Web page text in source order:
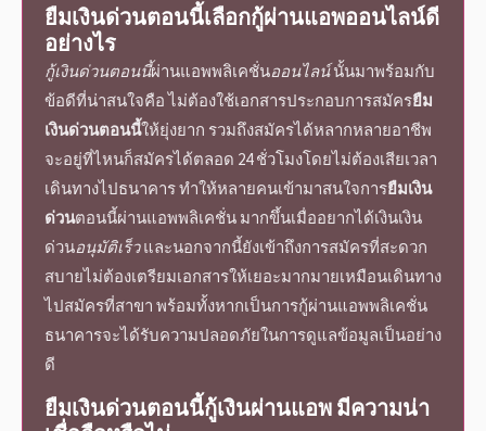
ยืมเงินด่วนตอนนี้เลือกกู้ผ่านแอพออนไลน์ดี
อย่างไร
กู้เงินด่วนตอนนี้ผ่านแอพพลิเคชั่นออนไลน์นั้นมาพร้อมกับ
ข้อดีที่น่าสนใจคือ ไม่ต้องใช้เอกสารประกอบการสมัครยืม
เงินด่วนตอนนี้ให้ยุ่งยาก รวมถึงสมัครได้หลากหลายอาชีพ
จะอยู่ที่ไหนก็สมัครได้ตลอด 24 ชั่วโมงโดยไม่ต้องเสียเวลา
เดินทางไปธนาคาร ทำให้หลายคนเข้ามาสนใจการยืมเงิน
ด่วนตอนนี้ผ่านแอพพลิเคชั่น มากขึ้นเมื่ออยากได้เงินเงิน
ด่วนอนุมัติเร็วและนอกจากนี้ยังเข้าถึงการสมัครที่สะดวก
สบายไม่ต้องเตรียมเอกสารให้เยอะมากมายเหมือนเดินทาง
ไปสมัครที่สาขา พร้อมทั้งหากเป็นการกู้ผ่านแอพพลิเคชั่น
ธนาคารจะได้รับความปลอดภัยในการดูแลข้อมูลเป็นอย่าง
ดี
ยืมเงินด่วนตอนนี้กู้เงินผ่านแอพ มีความน่า